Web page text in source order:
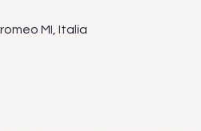
MI, Italia